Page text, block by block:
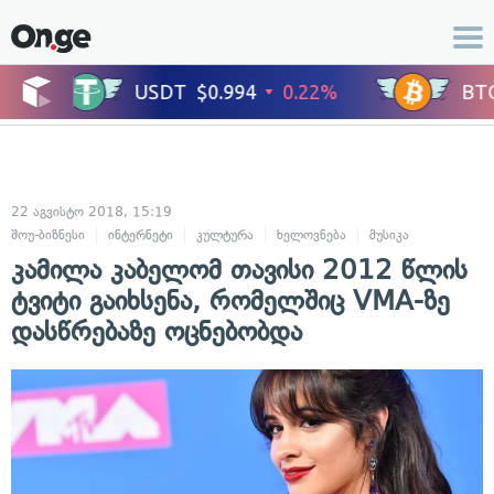
22 აგვისტო 2018, 15:19
შოუ-ბიზნესი
ინტერნეტი კულტურა ხელოვნება მუსიკა
კამილა კაბელომ თავისი 2012 წლის
ტვიტი გაიხსენა, რომელშიც VMA-ზე
დასწრებაზე ოცნებობდა